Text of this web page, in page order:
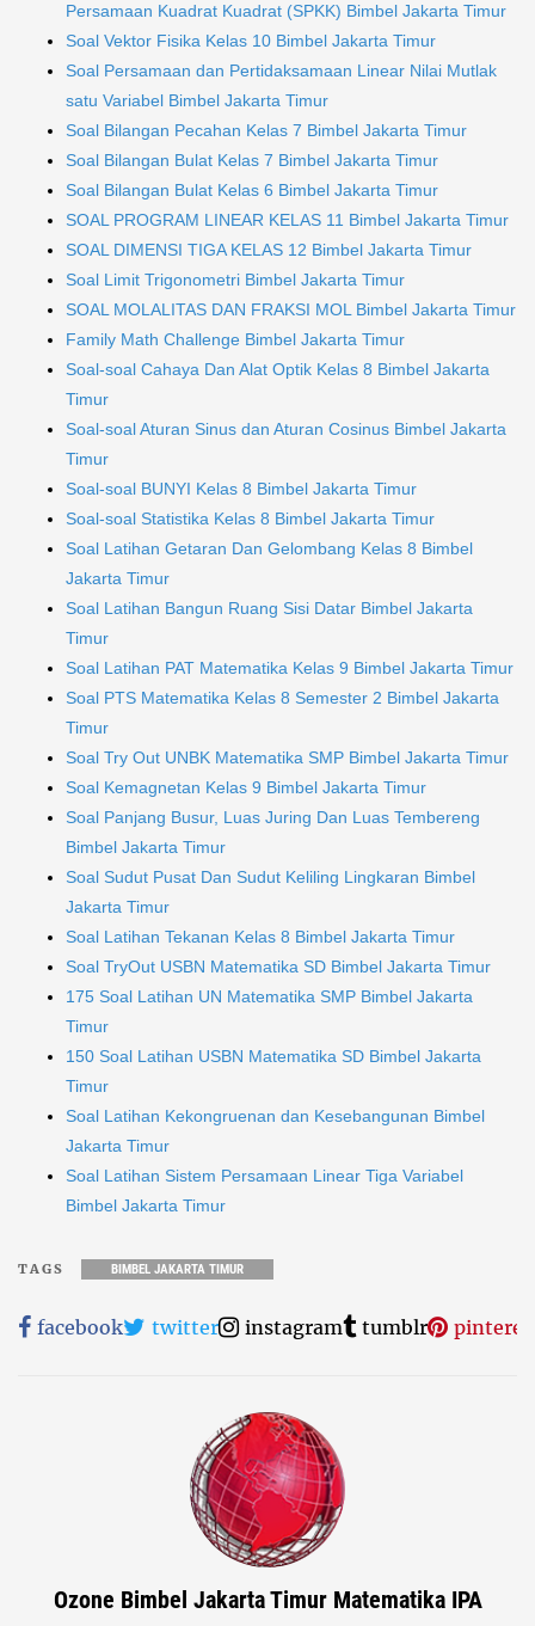
Persamaan Kuadrat Kuadrat (SPKK) Bimbel Jakarta Timur
Soal Vektor Fisika Kelas 10 Bimbel Jakarta Timur
Soal Persamaan dan Pertidaksamaan Linear Nilai Mutlak
satu Variabel Bimbel Jakarta Timur
Soal Bilangan Pecahan Kelas 7 Bimbel Jakarta Timur
Soal Bilangan Bulat Kelas 7 Bimbel Jakarta Timur
Soal Bilangan Bulat Kelas 6 Bimbel Jakarta Timur
SOAL PROGRAM LINEAR KELAS 11 Bimbel Jakarta Timur
SOAL DIMENSI TIGA KELAS 12 Bimbel Jakarta Timur
Soal Limit Trigonometri Bimbel Jakarta Timur
SOAL MOLALITAS DAN FRAKSI MOL Bimbel Jakarta Timur
Family Math Challenge Bimbel Jakarta Timur
Soal-soal Cahaya Dan Alat Optik Kelas 8 Bimbel Jakarta
Timur
Soal-soal Aturan Sinus dan Aturan Cosinus Bimbel Jakarta
Timur
Soal-soal BUNYI Kelas 8 Bimbel Jakarta Timur
Soal-soal Statistika Kelas 8 Bimbel Jakarta Timur
Soal Latihan Getaran Dan Gelombang Kelas 8 Bimbel
Jakarta Timur
Soal Latihan Bangun Ruang Sisi Datar Bimbel Jakarta
Timur
Soal Latihan PAT Matematika Kelas 9 Bimbel Jakarta Timur
Soal PTS Matematika Kelas 8 Semester 2 Bimbel Jakarta
Timur
Soal Try Out UNBK Matematika SMP Bimbel Jakarta Timur
Soal Kemagnetan Kelas 9 Bimbel Jakarta Timur
Soal Panjang Busur, Luas Juring Dan Luas Tembereng
Bimbel Jakarta Timur
Soal Sudut Pusat Dan Sudut Keliling Lingkaran Bimbel
Jakarta Timur
Soal Latihan Tekanan Kelas 8 Bimbel Jakarta Timur
Soal TryOut USBN Matematika SD Bimbel Jakarta Timur
175 Soal Latihan UN Matematika SMP Bimbel Jakarta
Timur
150 Soal Latihan USBN Matematika SD Bimbel Jakarta
Timur
Soal Latihan Kekongruenan dan Kesebangunan Bimbel
Jakarta Timur
Soal Latihan Sistem Persamaan Linear Tiga Variabel
Bimbel Jakarta Timur
TAGS BIMBEL JAKARTA TIMUR
facebook twitter instagram tumblr
Ozone Bimbel Jakarta Timur Matematika IPA